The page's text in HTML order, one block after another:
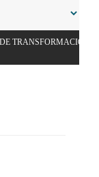
ALIMENTARIA Y